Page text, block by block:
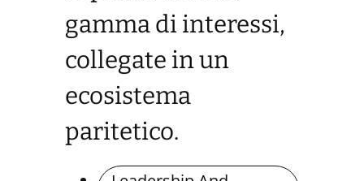
gamma di interessi,
collegate in un
ecosistema
paritetico.